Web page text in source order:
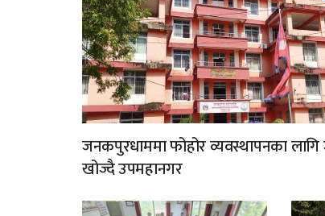
जनकपुरधाममा फोहोर व्यवस्थापनका लागि
खोज्दै उपमहानगर